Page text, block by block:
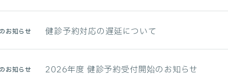
お知らせ 健診予約対応の遅延について
お知らせ 2026年度 健診予約受付開始のお知らせ